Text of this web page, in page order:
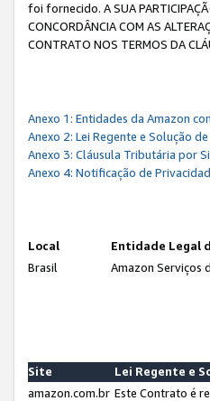
foi fornecido. A SUA
CONCORDÂNCIA COM AS
CONTRATO NOS TERMOS DA
Anexo 1: Entidades da Amazon
Anexo 2: Lei Regente e Solução
Anexo 3: Cláusula Tributária por
Anexo 4: Notificação de
Local
Entidade Legal
Brasil
Amazon Serviços
Site
Lei Regente e
amazon.com.br Este Contrato é